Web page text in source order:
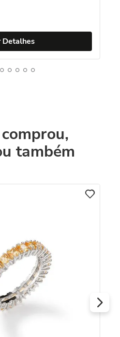
Detalhes
também